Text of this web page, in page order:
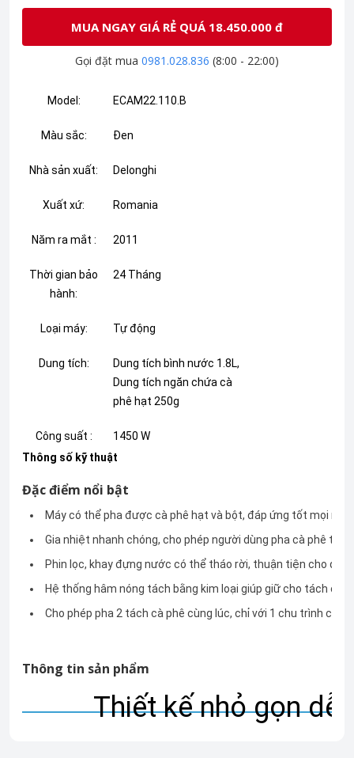
MUA NGAY GIÁ RẺ QUÁ 18.450.000 đ
Gọi đặt mua 0981.028.836 (8:00 - 22:00)
Thông số kỹ thuật
Model: ECAM22.110.B
Màu sắc: Đen
Nhà sản xuất: Delonghi
Xuất xứ: Romania
Năm ra mắt : 2011
Thời gian bảo
hành:
24 Tháng
Loại máy: Tự động
Dung tích:
Dung tích bình nước 1.8L,
Dung tích ngăn chứa cà
phê hạt 250g
Công suất : 1450 W
Đặc điểm nổi bật
Máy có thể pha được cà phê hạt và bột, đáp ứng tốt mọi nhu
Gia nhiệt nhanh chóng, cho phép người dùng pha cà phê tại
Phin lọc, khay đựng nước có thể tháo rời, thuận tiện cho quá
Hệ thống hâm nóng tách bằng kim loại giúp giữ cho tách cà
Cho phép pha 2 tách cà phê cùng lúc, chỉ với 1 chu trình
Thông tin sản phẩm
Thiết kế nhỏ gọn dễ